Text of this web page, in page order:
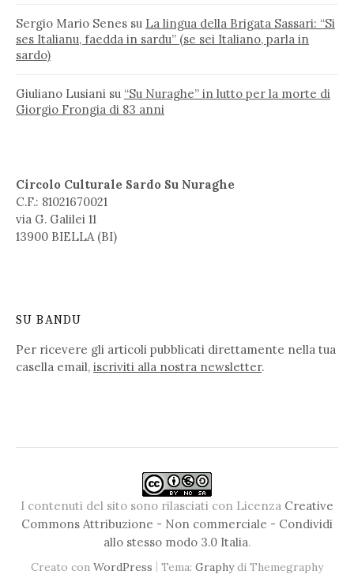
Sergio Mario Senes su La lingua della Brigata Sassari: “Si
ses Italianu, faedda in sardu” (se sei Italiano, parla in
sardo)
Giuliano Lusiani su “Su Nuraghe” in lutto per la morte di
Giorgio Frongia di 83 anni
Circolo Culturale Sardo Su Nuraghe
C.F.: 81021670021
via G. Galilei 11
13900 BIELLA (BI)
SU BANDU
Per ricevere gli articoli pubblicati direttamente nella tua
casella email, iscriviti alla nostra newsletter.
I contenuti del sito sono rilasciati con Licenza Creative
Commons Attribuzione - Non commerciale - Condividi
allo stesso modo 3.0 Italia.
Creato con WordPress | Tema: Graphydi Themegraphy